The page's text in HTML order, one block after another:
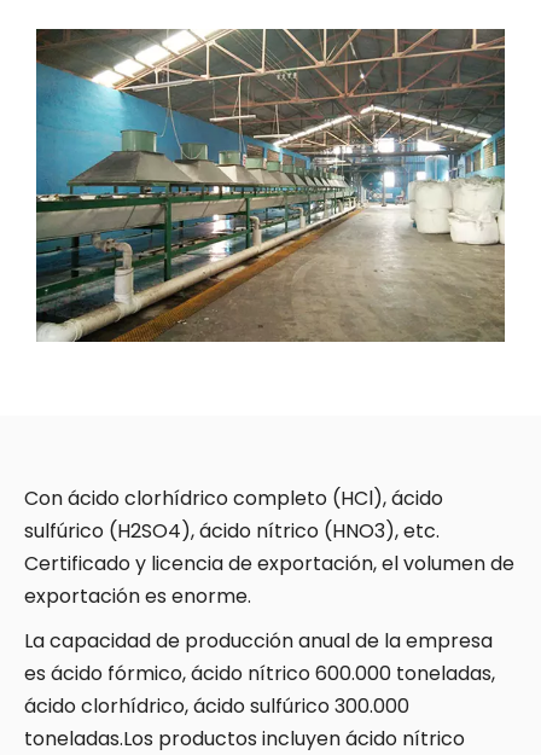
Con ácido clorhídrico completo (HCl), ácido
sulfúrico (H2SO4), ácido nítrico (HNO3), etc.
Certificado y licencia de exportación, el volumen de
exportación es enorme.
La capacidad de producción anual de la empresa
es ácido fórmico, ácido nítrico 600.000 toneladas,
ácido clorhídrico, ácido sulfúrico 300.000
toneladas.Los productos incluyen ácido nítrico